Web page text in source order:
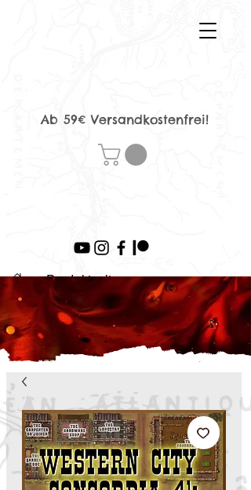
Ab 59€ Versandkostenfrei!
> Produktseite